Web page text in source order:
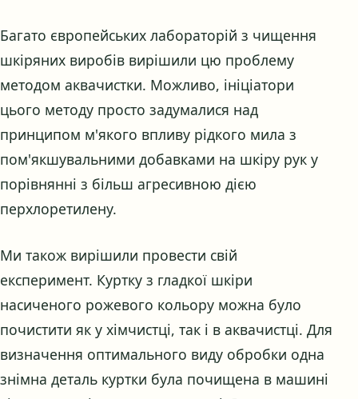
Багато європейських лабораторій з чищення
шкіряних виробів вирішили цю проблему
методом аквачистки. Можливо, ініціатори
цього методу просто задумалися над
принципом м'якого впливу рідкого мила з
пом'якшувальними добавками на шкіру рук у
порівнянні з більш агресивною дією
перхлоретилену.
Ми також вирішили провести свій
експеримент. Куртку з гладкої шкіри
насиченого рожевого кольору можна було
почистити як у хімчистці, так і в аквачистці. Для
визначення оптимального виду обробки одна
знімна деталь куртки була почищена в машині